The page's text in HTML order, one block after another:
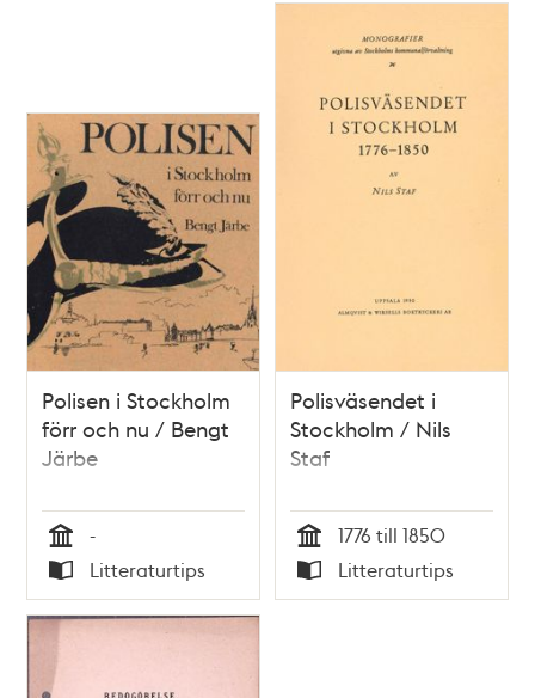
Polisen i Stockholm
förr och nu / Bengt
Järbe
Tid
-
Typ
Litteraturtips
Polisväsendet i
Stockholm / Nils
Staf
Tid
1776 till 1850
Typ
Litteraturtips